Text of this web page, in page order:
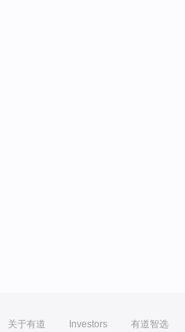
关于有道 Investors 有道智选